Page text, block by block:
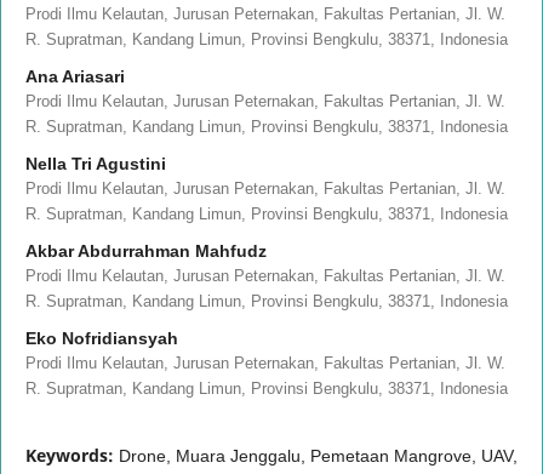
Prodi Ilmu Kelautan, Jurusan Peternakan, Fakultas Pertanian, Jl. W.
R. Supratman, Kandang Limun, Provinsi Bengkulu, 38371, Indonesia
Ana Ariasari
Prodi Ilmu Kelautan, Jurusan Peternakan, Fakultas Pertanian, Jl. W.
R. Supratman, Kandang Limun, Provinsi Bengkulu, 38371, Indonesia
Nella Tri Agustini
Prodi Ilmu Kelautan, Jurusan Peternakan, Fakultas Pertanian, Jl. W.
R. Supratman, Kandang Limun, Provinsi Bengkulu, 38371, Indonesia
Akbar Abdurrahman Mahfudz
Prodi Ilmu Kelautan, Jurusan Peternakan, Fakultas Pertanian, Jl. W.
R. Supratman, Kandang Limun, Provinsi Bengkulu, 38371, Indonesia
Eko Nofridiansyah
Prodi Ilmu Kelautan, Jurusan Peternakan, Fakultas Pertanian, Jl. W.
R. Supratman, Kandang Limun, Provinsi Bengkulu, 38371, Indonesia
Keywords: Drone, Muara Jenggalu, Pemetaan Mangrove, UAV,